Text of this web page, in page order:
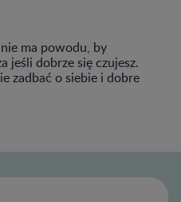
ma powodu, by
jeśli dobrze się czujesz.
zadbać o siebie i dobre